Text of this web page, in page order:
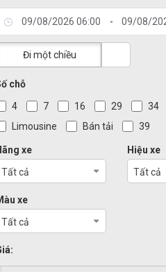
-
Đi một chiều
chỗ
4
7 16 29 34
Limousine
Bán tải 39
xe
Tất cả
Hiệu xe
Tất cả
xe
Tất cả